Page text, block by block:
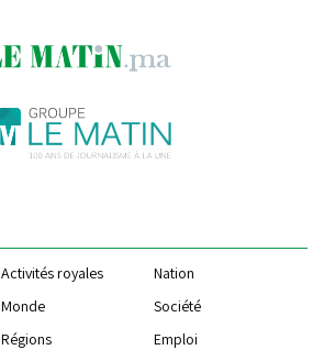
Activités royales
Nation
Monde
Société
Régions
Emploi